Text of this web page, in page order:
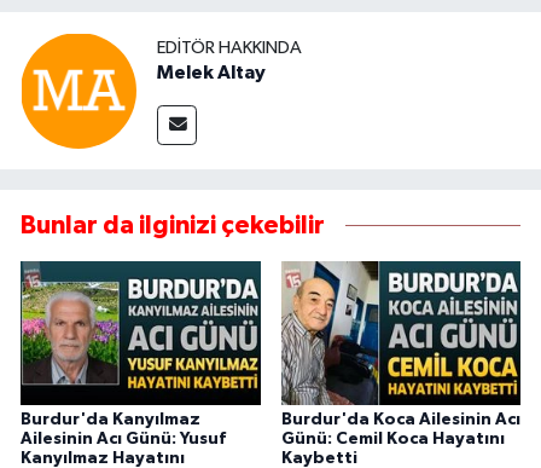
EDITÖR HAKKINDA
Melek Altay
Bunlar da ilginizi çekebilir
Burdur'da Kanyılmaz
Ailesinin Acı Günü: Yusuf
Kanyılmaz Hayatını
Burdur'da Koca Ailesinin Acı
Günü: Cemil Koca Hayatını
Kaybetti